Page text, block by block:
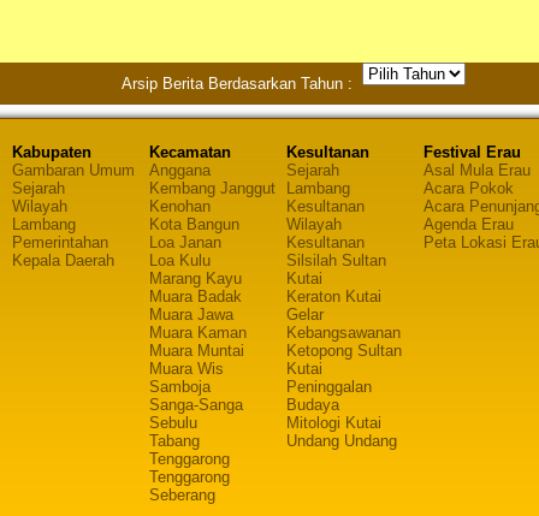
Arsip Berita Berdasarkan Tahun :
Kabupaten
Gambaran Umum
Sejarah
Wilayah
Lambang
Pemerintahan
Kepala Daerah
Kecamatan
Anggana
Kembang Janggut
Kenohan
Kota Bangun
Loa Janan
Loa Kulu
Marang Kayu
Muara Badak
Muara Jawa
Muara Kaman
Muara Muntai
Muara Wis
Samboja
Sanga-Sanga
Sebulu
Tabang
Tenggarong
Tenggarong
Seberang
Kesultanan
Sejarah
Lambang
Kesultanan
Wilayah
Kesultanan
Silsilah Sultan
Kutai
Keraton Kutai
Gelar
Kebangsawanan
Ketopong Sultan
Kutai
Peninggalan
Budaya
Mitologi Kutai
Undang Undang
Festival Erau
Asal Mula Erau
Acara Pokok
Acara
Agenda Erau
Peta Lokasi